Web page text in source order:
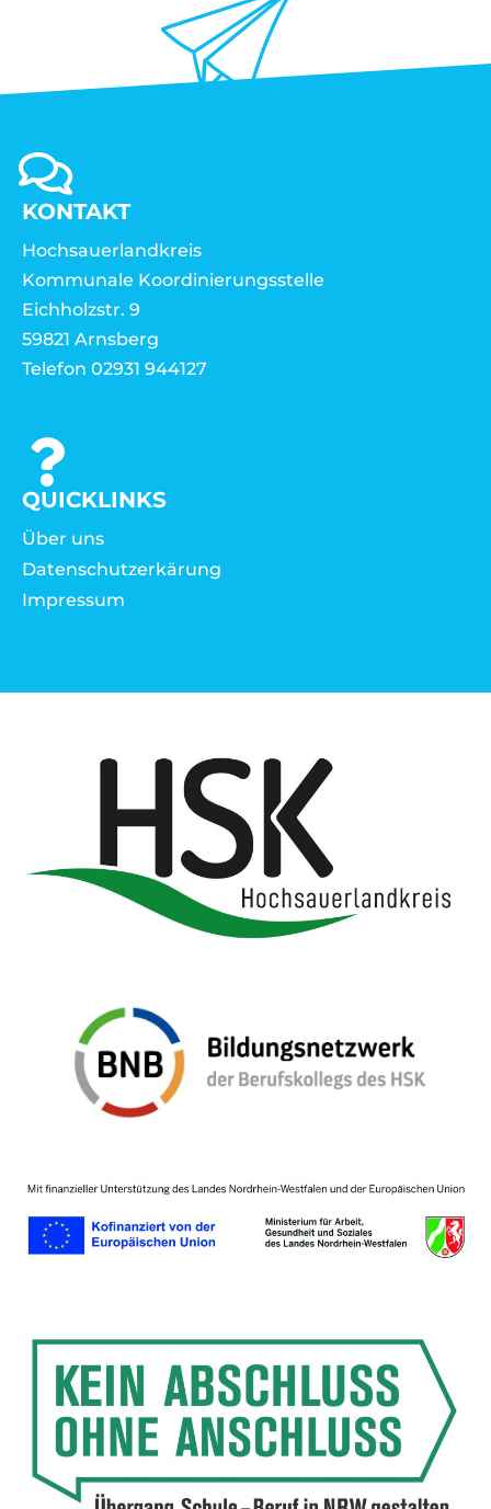
KONTAKT
Hochsauerlandkreis
Kommunale Koordinierungsstelle
Eichholzstr. 9
59821 Arnsberg
Telefon 02931 944127
QUICKLINKS
Über uns
Datenschutzerkärung
Impressum